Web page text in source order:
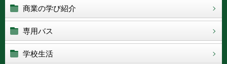
商業の学び紹介
専用バス
学校生活